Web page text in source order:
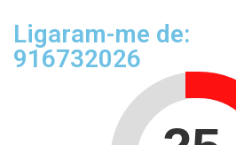
Ligaram-me de:
916732026